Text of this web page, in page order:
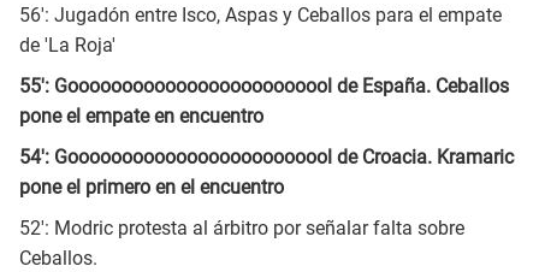
56': Jugadón entre Isco, Aspas y Ceballos para el empate
de 'La Roja'
55': Gooooooooooooooooooooooool de España. Ceballos
pone el empate en encuentro
54': Gooooooooooooooooooooooool de Croacia. Kramaric
pone el primero en el encuentro
52': Modric protesta al árbitro por señalar falta sobre
Ceballos.